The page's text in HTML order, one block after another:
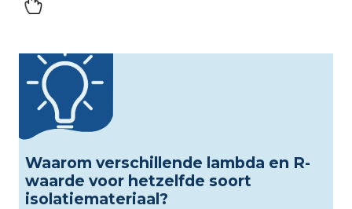
Waarom verschillende lambda en R-
waarde voor hetzelfde soort
isolatiemateriaal?